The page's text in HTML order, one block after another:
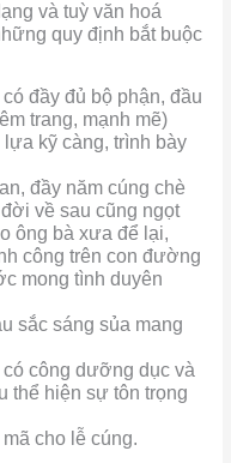
và tuỳ văn hoá
quy định bắt buộc
đầy đủ bộ phận, đầu
trang, mạnh mẽ)
kỹ càng, trình bày
đầy năm cúng chè
về sau cũng ngọt
ông bà xưa để lại,
công trên con đường
mong tình duyên
sắc sáng sủa mang
công dưỡng dục và
thể hiện sự tôn trọng
cho lễ cúng.